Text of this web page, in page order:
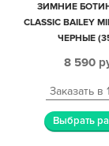
ЗИМНИЕ
CLASSIC BAILEY
ЧЕРНЫЕ
8 590
Заказать в
Выбрать